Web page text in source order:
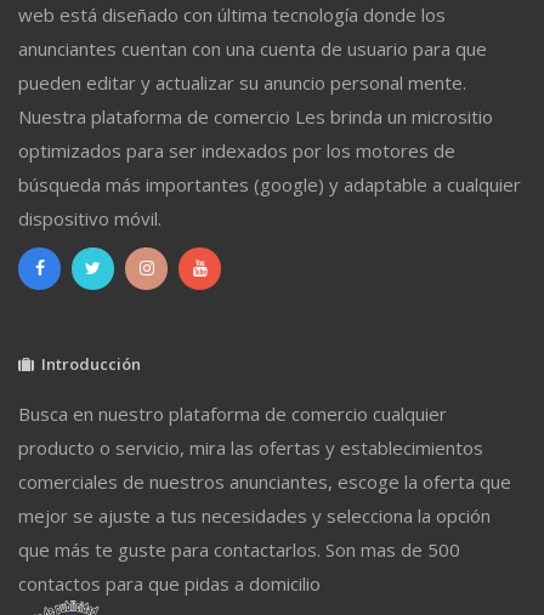
web está diseñado con última tecnología donde los
anunciantes cuentan con una cuenta de usuario para que
pueden editar y actualizar su anuncio personal mente.
Nuestra plataforma de comercio Les brinda un micrositio
optimizados para ser indexados por los motores de
búsqueda más importantes (google) y adaptable a cualquier
dispositivo móvil.
Introducción
Busca en nuestro plataforma de comercio cualquier
producto o servicio, mira las ofertas y establecimientos
comerciales de nuestros anunciantes, escoge la oferta que
mejor se ajuste a tus necesidades y selecciona la opción
que más te guste para contactarlos. Son mas de 500
contactos para que pidas a domicilio